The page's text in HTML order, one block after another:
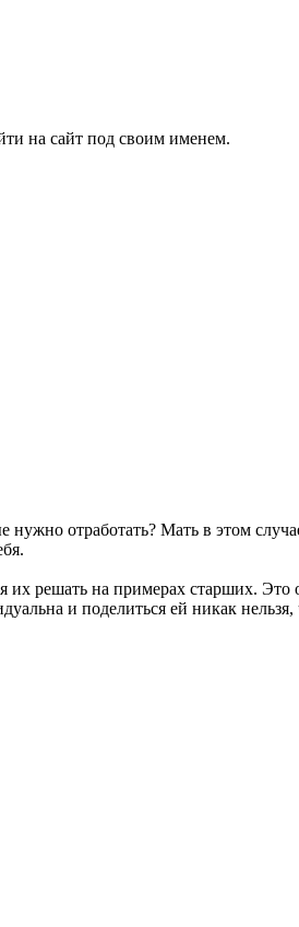
на сайт под своим именем.
отработать? Мать в этом
решать на примерах старших. Это
и поделиться ей никак